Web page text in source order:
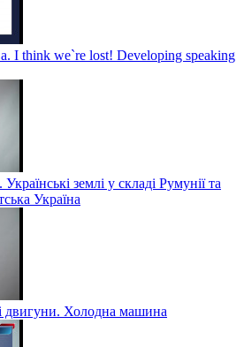
I think we`re lost! Developing speaking
землі у складі Румунії та
Україна
двигуни. Холодна машина